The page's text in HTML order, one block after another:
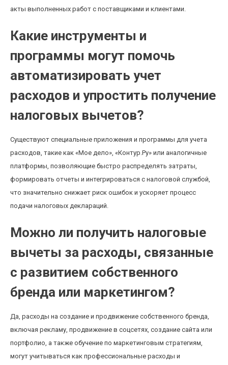
акты выполненных работ с поставщиками и клиентами.
Какие инструменты и
программы могут помочь
автоматизировать учет
расходов и упростить получение
налоговых вычетов?
Существуют специальные приложения и программы для учета
расходов, такие как «Мое дело», «Контур.Ру» или аналогичные
платформы, позволяющие быстро распределять затраты,
формировать отчеты и интегрироваться с налоговой службой,
что значительно снижает риск ошибок и ускоряет процесс
подачи налоговых деклараций.
Можно ли получить налоговые
вычеты за расходы, связанные
с развитием собственного
бренда или маркетингом?
Да, расходы на создание и продвижение собственного бренда,
включая рекламу, продвижение в соцсетях, создание сайта или
портфолио, а также обучение по маркетинговым стратегиям,
могут учитываться как профессиональные расходы и